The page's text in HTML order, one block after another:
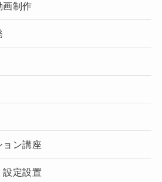
画制作
ョン講座
設定設置